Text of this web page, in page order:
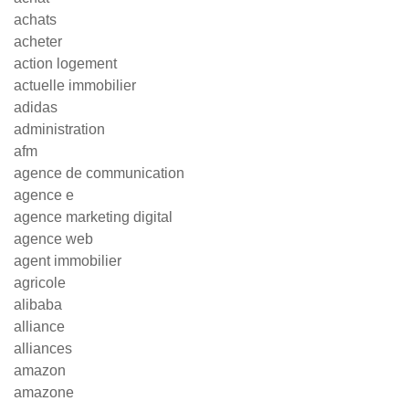
achats
acheter
action logement
actuelle immobilier
adidas
administration
afm
agence de communication
agence e
agence marketing digital
agence web
agent immobilier
agricole
alibaba
alliance
alliances
amazon
amazone